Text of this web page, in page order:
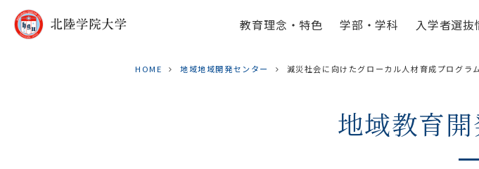
教育理念・特色 学部・学科 入学者選抜
HOME 地域地域開発センター 減災社会に向けたグローカル人材育成プログラ
地域教育